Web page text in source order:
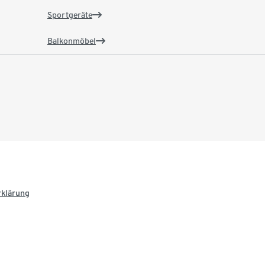
Sportgeräte
Balkonmöbel